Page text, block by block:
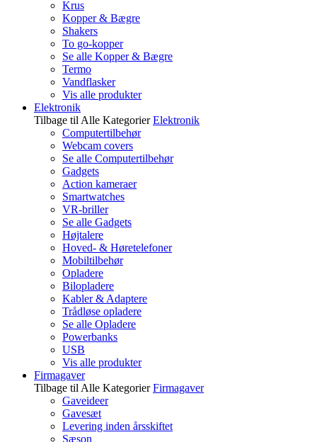
Krus
Kopper & Bægre
Shakers
To go-kopper
Se alle Kopper & Bægre
Termo
Vandflasker
Vis alle produkter
Elektronik
Tilbage til Alle Kategorier Elektronik
Computertilbehør
Webcam covers
Se alle Computertilbehør
Gadgets
Action kameraer
Smartwatches
VR-briller
Se alle Gadgets
Højtalere
Hoved- & Høretelefoner
Mobiltilbehør
Opladere
Bilopladere
Kabler & Adaptere
Trådløse opladere
Se alle Opladere
Powerbanks
USB
Vis alle produkter
Firmagaver
Tilbage til Alle Kategorier Firmagaver
Gaveideer
Gavesæt
Levering inden årsskiftet
Sæson